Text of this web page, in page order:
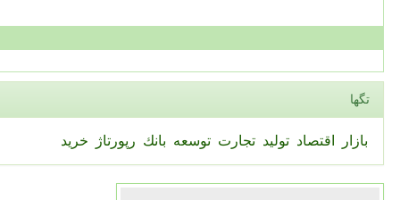
تگها
بازار اقتصاد تولید تجارت توسعه بانك رپورتاژ خرید